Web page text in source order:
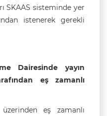
SKAAS sisteminde yer
istenerek gerekli
Dairesinde yayın
eş zamanlı
eş zamanlı